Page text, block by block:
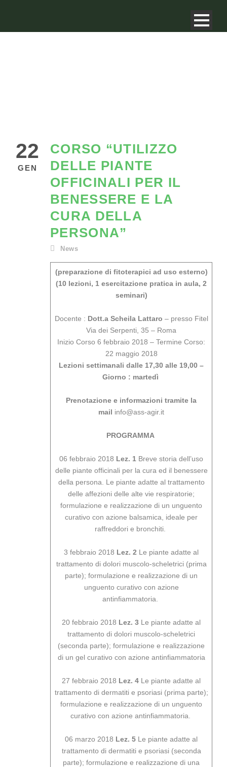
22
GEN
CORSO “UTILIZZO
DELLE PIANTE
OFFICINALI PER IL
BENESSERE E LA
CURA DELLA
PERSONA”
News
(preparazione di fitoterapici ad uso esterno)
(10 lezioni, 1 esercitazione pratica in aula, 2
seminari)
Docente : Dott.a Scheila Lattaro – presso Fitel
Via dei Serpenti, 35 – Roma
Inizio Corso 6 febbraio 2018 – Termine Corso:
22 maggio 2018
Lezioni settimanali dalle 17,30 alle 19,00 –
Giorno : martedì
Prenotazione e informazioni tramite la
mail info@ass-agir.it
PROGRAMMA
06 febbraio 2018 Lez. 1 Breve storia dell’uso
delle piante officinali per la cura ed il benessere
della persona. Le piante adatte al trattamento
delle affezioni delle alte vie respiratorie;
formulazione e realizzazione di un unguento
curativo con azione balsamica, ideale per
raffreddori e bronchiti.
3 febbraio 2018 Lez. 2 Le piante adatte al
trattamento di dolori muscolo-scheletrici (prima
parte); formulazione e realizzazione di un
unguento curativo con azione
antinfiammatoria.
20 febbraio 2018 Lez. 3 Le piante adatte al
trattamento di dolori muscolo-scheletrici
(seconda parte); formulazione e realizzazione
di un gel curativo con azione antinfiammatoria
27 febbraio 2018 Lez. 4 Le piante adatte al
trattamento di dermatiti e psoriasi (prima parte);
formulazione e realizzazione di un unguento
curativo con azione antinfiammatoria.
06 marzo 2018 Lez. 5 Le piante adatte al
trattamento di dermatiti e psoriasi (seconda
parte); formulazione e realizzazione di una